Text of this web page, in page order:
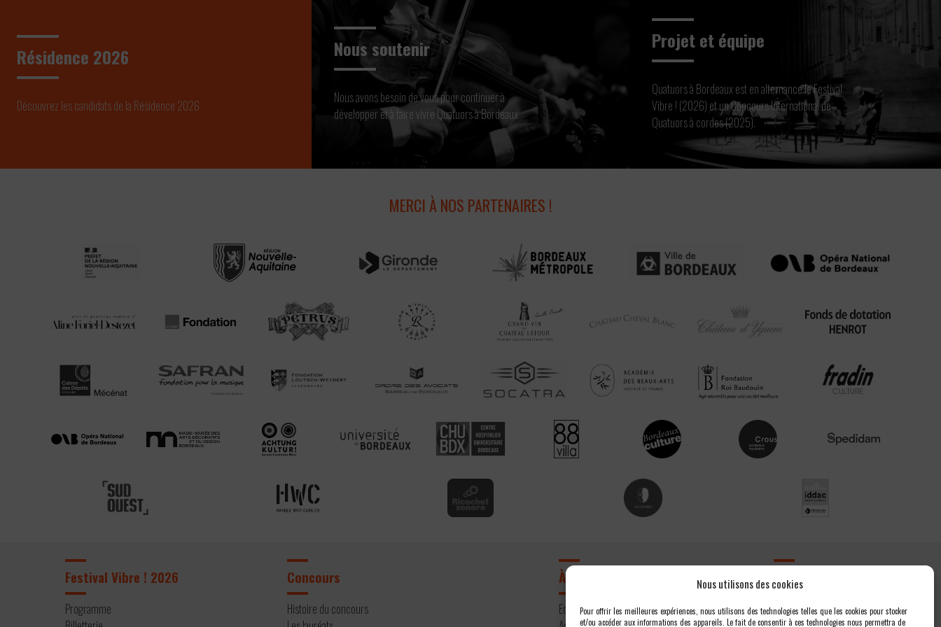
Nous utilisons des cookies
Pour offrir les meilleures expériences, nous utilisons des technologies telles que les cookies pour stocker
et/ou accéder aux informations des appareils. Le fait de consentir à ces technologies nous permettra de
Résidence 2026
Découvrez les candidats de la Résidence 2026
Nous soutenir
Nous avons besoin de vous pour continuer à
développer et à faire vivre Quatuors à Bordeaux
Projet et équipe
Quatuors à Bordeaux est en alternance le Festival
Vibre ! (2026) et un Concours International de
Quatuors à cordes (2025).
MERCI À NOS PARTENAIRES !
Festival Vibre ! 2026
Programme
Concours
Histoire du concours
À propos
Editos
Contact
Newsletter